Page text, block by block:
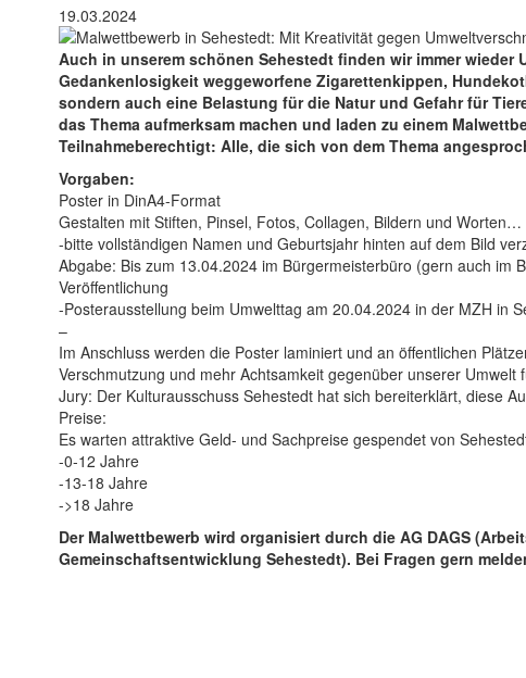
19.03.2024
Auch in unserem schönen Sehestedt finden wir immer wieder
Gedankenlosigkeit weggeworfene Zigarettenkippen,
sondern auch eine Belastung für die Natur und Gefahr für
das Thema aufmerksam machen und laden zu einem
Teilnahmeberechtigt: Alle, die sich von dem Thema
Vorgaben:
Poster in DinA4-Format
Gestalten mit Stiften, Pinsel, Fotos, Collagen, Bildern und Worten…
-bitte vollständigen Namen und Geburtsjahr hinten auf dem Bild
Abgabe: Bis zum 13.04.2024 im Bürgermeisterbüro (gern auch im
Veröffentlichung
-Posterausstellung beim Umwelttag am 20.04.2024 in der MZH in
–
Im Anschluss werden die Poster laminiert und an öffentlichen
Verschmutzung und mehr Achtsamkeit gegenüber unserer Umwelt
Jury: Der Kulturausschuss Sehestedt hat sich bereiterklärt, diese
Preise:
Es warten attraktive Geld- und Sachpreise gespendet von
-0-12 Jahre
-13-18 Jahre
->18 Jahre
Der Malwettbewerb wird organisiert durch die AG DAGS
Gemeinschaftsentwicklung Sehestedt). Bei Fragen gern